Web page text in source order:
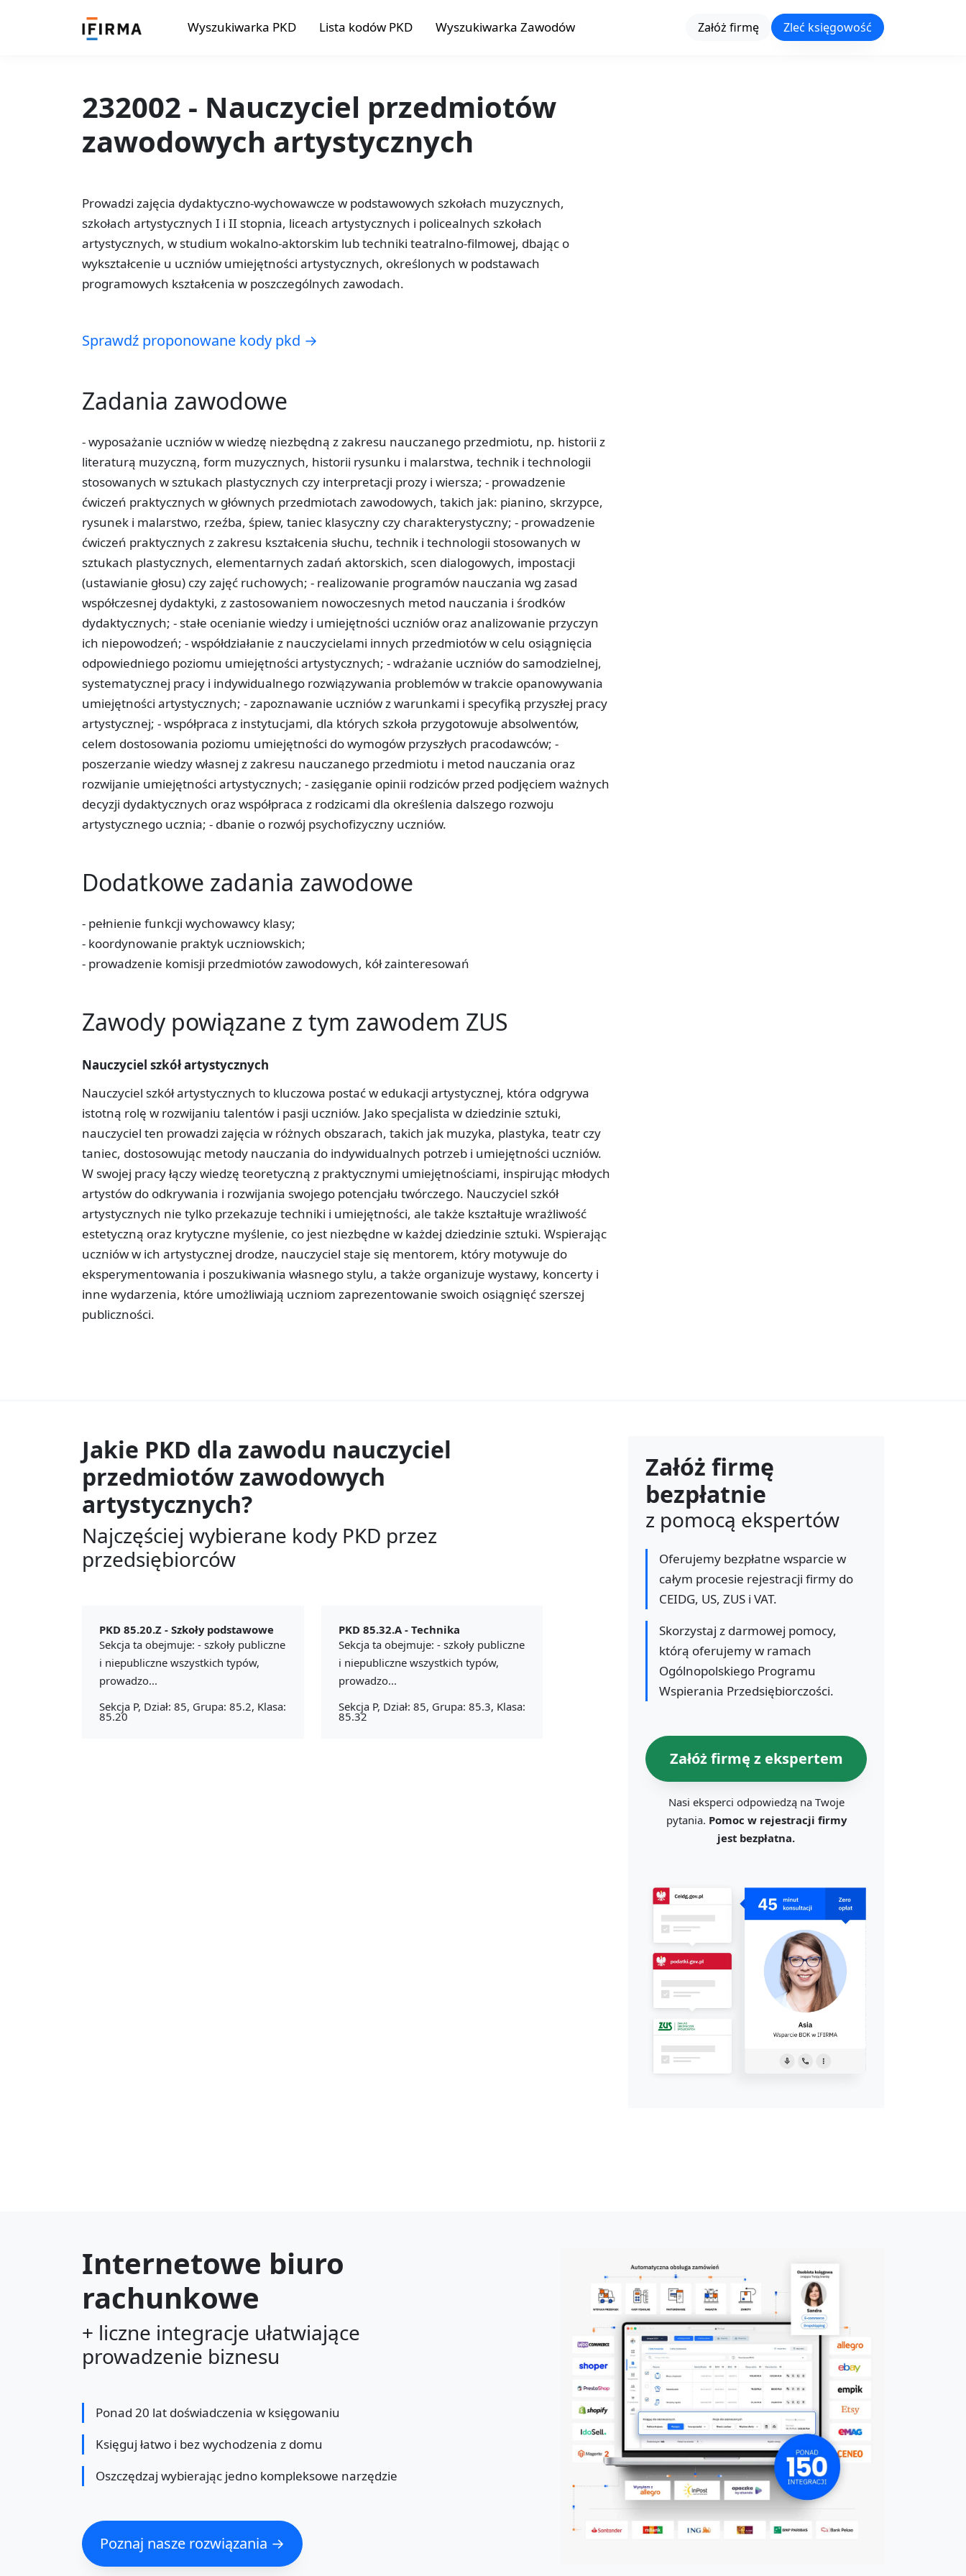
Wyszukiwarka PKD Lista kodów PKD Wyszukiwarka Zawodów Załóż firmę Zleć księgowość
232002 - Nauczyciel przedmiotów
zawodowych artystycznych
Prowadzi zajęcia dydaktyczno-wychowawcze w podstawowych szkołach muzycznych,
szkołach artystycznych I i II stopnia, liceach artystycznych i policealnych szkołach
artystycznych, w studium wokalno-aktorskim lub techniki teatralno-filmowej, dbając o
wykształcenie u uczniów umiejętności artystycznych, określonych w podstawach
programowych kształcenia w poszczególnych zawodach.
Sprawdź proponowane kody pkd →
Zadania zawodowe
- wyposażanie uczniów w wiedzę niezbędną z zakresu nauczanego przedmiotu, np. historii z
literaturą muzyczną, form muzycznych, historii rysunku i malarstwa, technik i technologii
stosowanych w sztukach plastycznych czy interpretacji prozy i wiersza; - prowadzenie
ćwiczeń praktycznych w głównych przedmiotach zawodowych, takich jak: pianino, skrzypce,
rysunek i malarstwo, rzeźba, śpiew, taniec klasyczny czy charakterystyczny; - prowadzenie
ćwiczeń praktycznych z zakresu kształcenia słuchu, technik i technologii stosowanych w
sztukach plastycznych, elementarnych zadań aktorskich, scen dialogowych, impostacji
(ustawianie głosu) czy zajęć ruchowych; - realizowanie programów nauczania wg zasad
współczesnej dydaktyki, z zastosowaniem nowoczesnych metod nauczania i środków
dydaktycznych; - stałe ocenianie wiedzy i umiejętności uczniów oraz analizowanie przyczyn
ich niepowodzeń; - współdziałanie z nauczycielami innych przedmiotów w celu osiągnięcia
odpowiedniego poziomu umiejętności artystycznych; - wdrażanie uczniów do samodzielnej,
systematycznej pracy i indywidualnego rozwiązywania problemów w trakcie opanowywania
umiejętności artystycznych; - zapoznawanie uczniów z warunkami i specyfiką przyszłej pracy
artystycznej; - współpraca z instytucjami, dla których szkoła przygotowuje absolwentów,
celem dostosowania poziomu umiejętności do wymogów przyszłych pracodawców; -
poszerzanie wiedzy własnej z zakresu nauczanego przedmiotu i metod nauczania oraz
rozwijanie umiejętności artystycznych; - zasięganie opinii rodziców przed podjęciem ważnych
decyzji dydaktycznych oraz współpraca z rodzicami dla określenia dalszego rozwoju
artystycznego ucznia; - dbanie o rozwój psychofizyczny uczniów.
Dodatkowe zadania zawodowe
- pełnienie funkcji wychowawcy klasy;
- koordynowanie praktyk uczniowskich;
- prowadzenie komisji przedmiotów zawodowych, kół zainteresowań
Zawody powiązane z tym zawodem ZUS
Nauczyciel szkół artystycznych
Nauczyciel szkół artystycznych to kluczowa postać w edukacji artystycznej, która odgrywa
istotną rolę w rozwijaniu talentów i pasji uczniów. Jako specjalista w dziedzinie sztuki,
nauczyciel ten prowadzi zajęcia w różnych obszarach, takich jak muzyka, plastyka, teatr czy
taniec, dostosowując metody nauczania do indywidualnych potrzeb i umiejętności uczniów.
W swojej pracy łączy wiedzę teoretyczną z praktycznymi umiejętnościami, inspirując młodych
artystów do odkrywania i rozwijania swojego potencjału twórczego. Nauczyciel szkół
artystycznych nie tylko przekazuje techniki i umiejętności, ale także kształtuje wrażliwość
estetyczną oraz krytyczne myślenie, co jest niezbędne w każdej dziedzinie sztuki. Wspierając
uczniów w ich artystycznej drodze, nauczyciel staje się mentorem, który motywuje do
eksperymentowania i poszukiwania własnego stylu, a także organizuje wystawy, koncerty i
inne wydarzenia, które umożliwiają uczniom zaprezentowanie swoich osiągnięć szerszej
publiczności.
Jakie PKD dla zawodu nauczyciel
przedmiotów zawodowych
artystycznych?
Najczęściej wybierane kody PKD przez
przedsiębiorców
PKD 85.20.Z - Szkoły podstawowe
Sekcja ta obejmuje: - szkoły publiczne
i niepubliczne wszystkich typów,
prowadzo...
Sekcja P, Dział: 85, Grupa: 85.2, Klasa:
85.20
PKD 85.32.A - Technika
Sekcja ta obejmuje: - szkoły publiczne
i niepubliczne wszystkich typów,
prowadzo...
Sekcja P, Dział: 85, Grupa: 85.3, Klasa:
85.32
Załóż firmę
bezpłatnie
z pomocą ekspertów
Oferujemy bezpłatne wsparcie w
całym procesie rejestracji firmy do
CEIDG, US, ZUS i VAT.
Skorzystaj z darmowej pomocy,
którą oferujemy w ramach
Ogólnopolskiego Programu
Wspierania Przedsiębiorczości.
Załóż firmę z ekspertem
Nasi eksperci odpowiedzą na Twoje
pytania. Pomoc w rejestracji firmy
jest bezpłatna.
Internetowe biuro
rachunkowe
+ liczne integracje ułatwiające
prowadzenie biznesu
Ponad 20 lat doświadczenia w księgowaniu
Księguj łatwo i bez wychodzenia z domu
Oszczędzaj wybierając jedno kompleksowe narzędzie
Poznaj nasze rozwiązania →